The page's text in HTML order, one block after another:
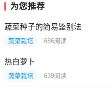
为您推荐
蔬菜种子的简易鉴别法
蔬菜栽培 686阅读
热白萝卜
蔬菜栽培 639阅读